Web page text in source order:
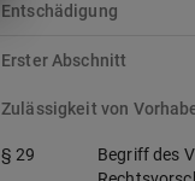
Entschädigung
Erster Abschnitt
Zulässigkeit von
§ 29
Begriff des